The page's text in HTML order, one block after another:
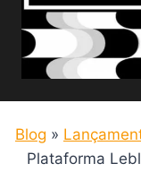
Blog »
Plataforma